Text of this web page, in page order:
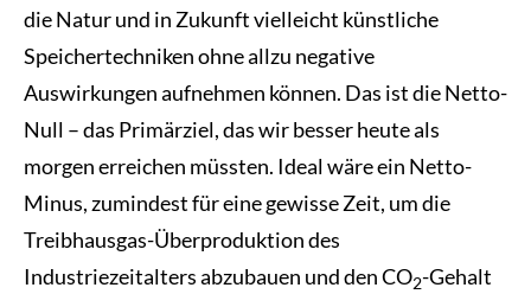
die Natur und in Zukunft vielleicht künstliche
Speichertechniken ohne allzu negative
Auswirkungen aufnehmen können. Das ist die Netto-
Null – das Primärziel, das wir besser heute als
morgen erreichen müssten. Ideal wäre ein Netto-
Minus, zumindest für eine gewisse Zeit, um die
Treibhausgas-Überproduktion des
Industriezeitalters abzubauen und den CO2-Gehalt